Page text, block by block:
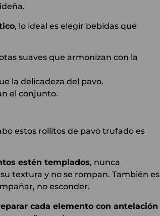
, lo ideal es elegir bebidas que
suaves que armonizan con la
la delicadeza del pavo.
el conjunto.
estos rollitos de pavo trufado es
estén templados, nunca
textura y no se rompan. También es
no esconder.
cada elemento con antelación